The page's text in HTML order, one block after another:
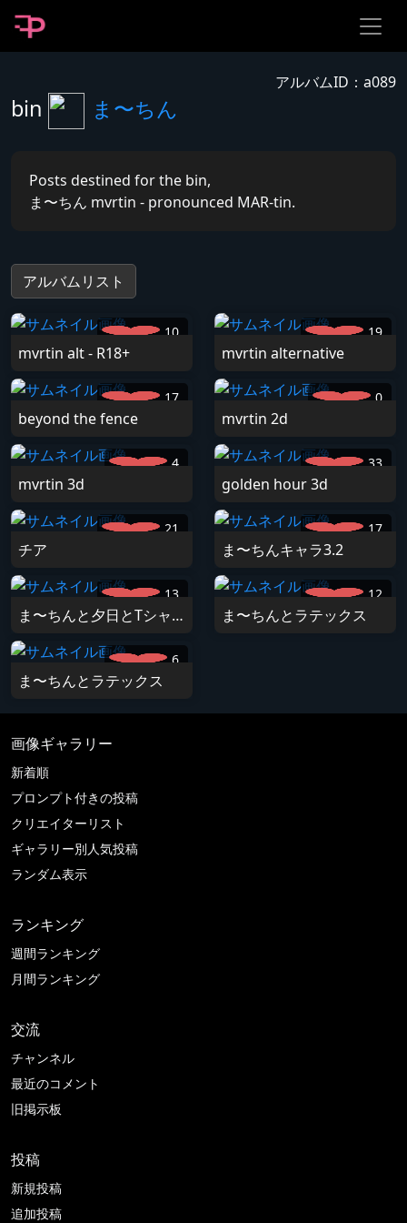
アルバムID：a089
bin ま〜ちん
Posts destined for the bin,
ま〜ちん mvrtin - pronounced MAR-tin.
アルバムリスト
mvrtin alt - R18+
10
mvrtin alternative
19
beyond the fence
17
mvrtin 2d
0
mvrtin 3d
4
golden hour 3d
33
チア
21
ま〜ちんキャラ3.2
17
ま〜ちんと夕日とTシャツ
13
ま〜ちんとラテックス
12
ま〜ちんとラテックス
6
画像ギャラリー
新着順
プロンプト付きの投稿
クリエイターリスト
ギャラリー別人気投稿
ランダム表示
ランキング
週間ランキング
月間ランキング
交流
チャンネル
最近のコメント
旧掲示板
投稿
新規投稿
追加投稿